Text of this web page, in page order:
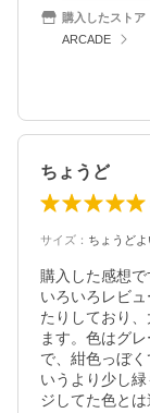
購入したストア
ARCADE
ちょうど
サイズ ： ちょうどよ
購入した感想
いろいろレビ
たりしており
ます。色はグ
で、紺色っぼ
いうより少し
ジしてた色と